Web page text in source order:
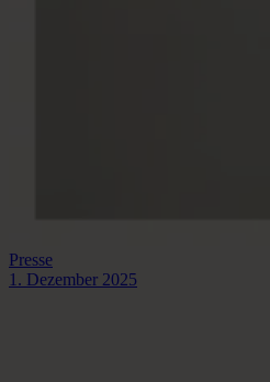
Presse
1. Dezember 2025